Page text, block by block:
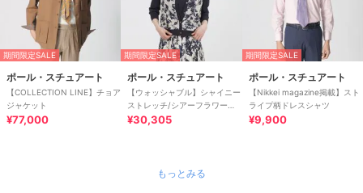
期間限定SALE
ポール・スチュアート
【COLLECTION LINE】チョア
ジャケット
¥77,000
期間限定SALE
ポール・スチュアート
【ウォッシャブル】シャイニー
ストレッチ/シアーフラワープ
リント カーディガン
¥30,305
期間限定SALE
ポール・スチュアート
【Nikkei magazine掲載】スト
ライプ柄ドレスシャツ
¥9,900
もっとみる